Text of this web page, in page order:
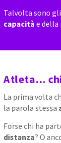
Talvolta sono
capacità e
Atleta…
La prima volta
la parola stessa
Forse chi ha
distanza? O